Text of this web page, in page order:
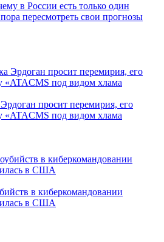
в России есть только один
пересмотреть свои прогнозы
просит перемирия, его
«ATACMS под видом хлама
в киберкомандовании
в США